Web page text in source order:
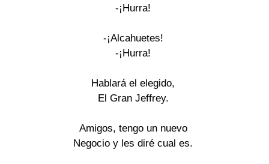
-¡Hurra!
-¡Alcahuetes!
-¡Hurra!
Hablará el elegido,
El Gran Jeffrey.
Amigos, tengo un nuevo
Negocio y les diré cual es.